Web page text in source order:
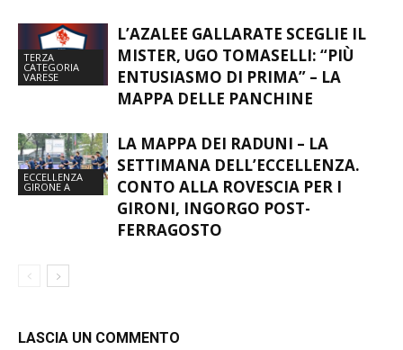
TERZA
CATEGORIA
VARESE
L’AZALEE GALLARATE SCEGLIE IL
MISTER, UGO TOMASELLI: “PIÙ
ENTUSIASMO DI PRIMA” – LA
MAPPA DELLE PANCHINE
ECCELLENZA
GIRONE A
LA MAPPA DEI RADUNI – LA
SETTIMANA DELL’ECCELLENZA.
CONTO ALLA ROVESCIA PER I
GIRONI, INGORGO POST-
FERRAGOSTO
LASCIA UN COMMENTO